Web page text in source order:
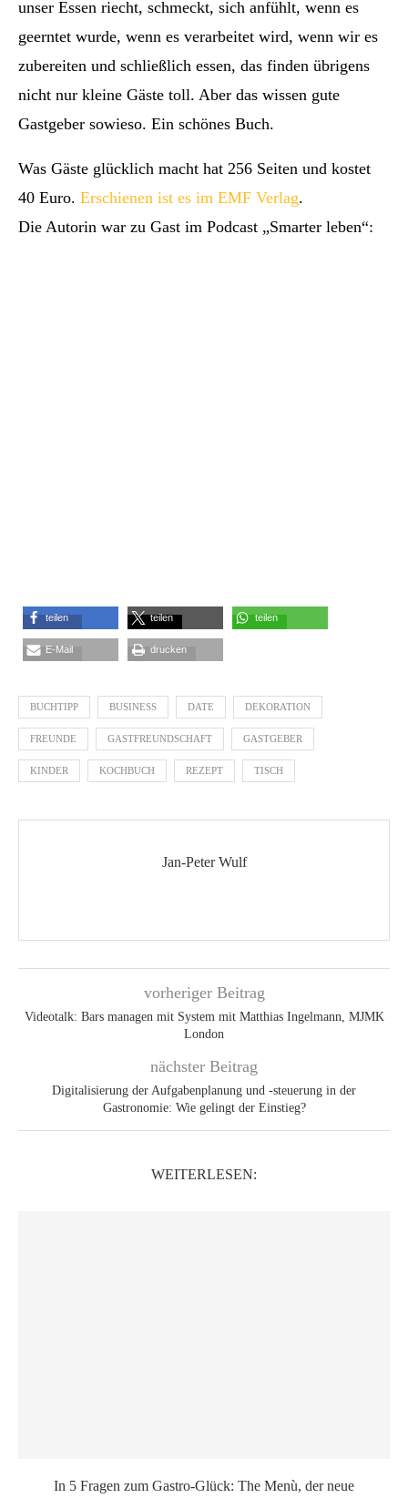
unser Essen riecht, schmeckt, sich anfühlt, wenn es
geerntet wurde, wenn es verarbeitet wird, wenn wir es
zubereiten und schließlich essen, das finden übrigens
nicht nur kleine Gäste toll. Aber das wissen gute
Gastgeber sowieso. Ein schönes Buch.
Was Gäste glücklich macht hat 256 Seiten und kostet
40 Euro. Erschienen ist es im EMF Verlag.
Die Autorin war zu Gast im Podcast „Smarter leben“:
teilen teilen teilen
E-Mail drucken
BUCHTIPP BUSINESS DATE DEKORATION
FREUNDE GASTFREUNDSCHAFT GASTGEBER
KINDER KOCHBUCH REZEPT TISCH
Jan-Peter Wulf
vorheriger Beitrag
Videotalk: Bars managen mit System mit Matthias Ingelmann, MJMK
London
nächster Beitrag
Digitalisierung der Aufgabenplanung und -steuerung in der
Gastronomie: Wie gelingt der Einstieg?
WEITERLESEN:
In 5 Fragen zum Gastro-Glück: The Menù, der neue